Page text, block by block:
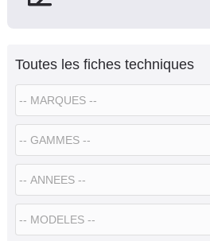
Toutes les fiches techniques